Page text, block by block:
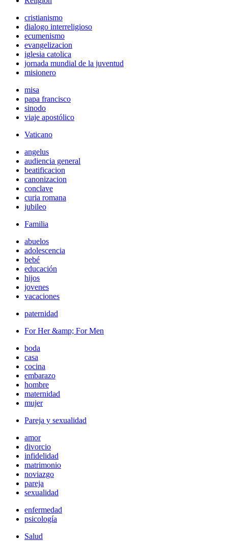
cristianismo
dialogo interreligioso
ecumenismo
evangelizacion
iglesia catolica
jornada mundial de la juventud
misionero
misa
papa francisco
sinodo
viaje apostólico
Vaticano
angelus
audiencia general
beatificacion
canonizacion
conclave
curia romana
jubileo
Familia
abuelos
adolescencia
bebé
educación
hijos
jovenes
vacaciones
paternidad
For Her &amp; For Men
boda
casa
cocina
embarazo
hombre
maternidad
mujer
Pareja y sexualidad
amor
divorcio
infidelidad
matrimonio
noviazgo
pareja
sexualidad
enfermedad
psicología
Salud